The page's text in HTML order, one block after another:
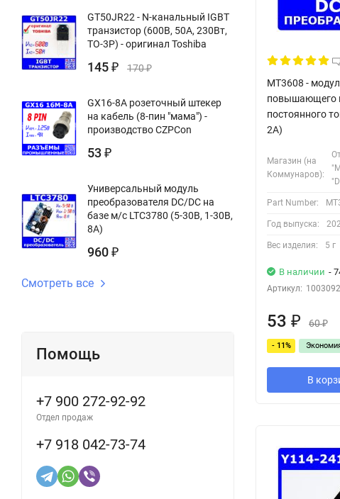
GT50JR22 - N-канальный IGBT
транзистор (600В, 50А, 230Вт,
TO-3P) - оригинал Toshiba
145 ₽ 170₽
GX16-8A розеточный штекер
на кабель (8-пин "мама") -
производство CZPCon
53 ₽
Универсальный модуль
преобразователя DC/DC на
базе м/с LTC3780 (5-30В, 1-30В,
8А)
960 ₽
Смотреть все
Помощь
+7 900 272-92-92
Отдел продаж
+7 918 042-73-74
MT3608 -
повышающего
постоянного
2А)
Магазин (на
Коммунаров):
Part Number:
Год выпуска:
Вес изделия: 5 г
В наличии -
Артикул:
53 ₽ 60₽
- 11%
В